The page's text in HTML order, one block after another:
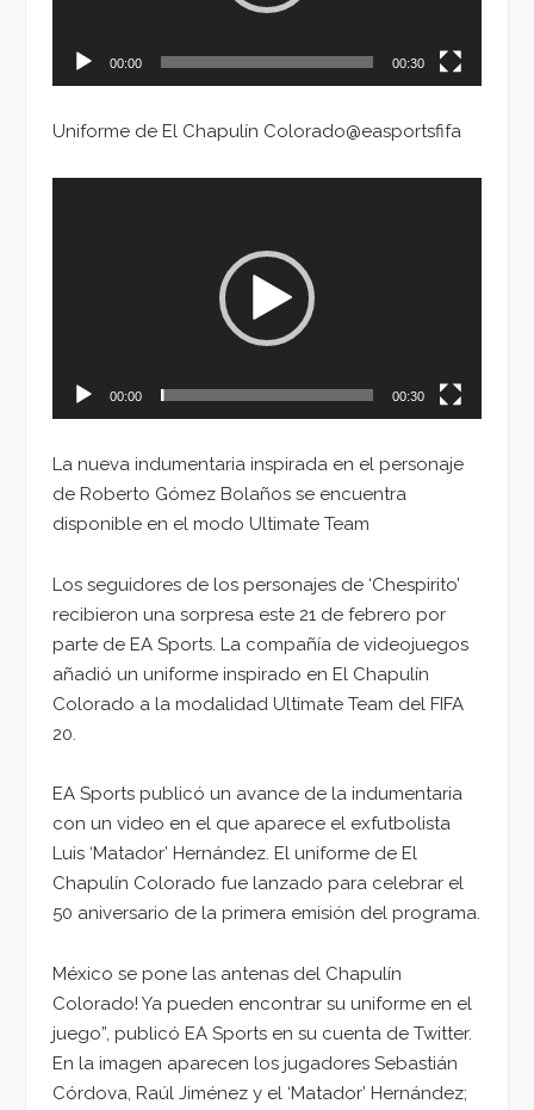
00:00 00:30
Uniforme de El Chapulín Colorado@easportsfifa
00:00 00:30
La nueva indumentaria inspirada en el personaje
de Roberto Gómez Bolaños se encuentra
disponible en el modo Ultimate Team
Los seguidores de los personajes de ‘Chespirito’
recibieron una sorpresa este 21 de febrero por
parte de EA Sports. La compañía de videojuegos
añadió un uniforme inspirado en El Chapulín
Colorado a la modalidad Ultimate Team del FIFA
20.
EA Sports publicó un avance de la indumentaria
con un video en el que aparece el exfutbolista
Luis ‘Matador’ Hernández. El uniforme de El
Chapulín Colorado fue lanzado para celebrar el
50 aniversario de la primera emisión del programa.
México se pone las antenas del Chapulín
Colorado! Ya pueden encontrar su uniforme en el
juego”, publicó EA Sports en su cuenta de Twitter.
En la imagen aparecen los jugadores Sebastián
Córdova, Raúl Jiménez y el ‘Matador’ Hernández;